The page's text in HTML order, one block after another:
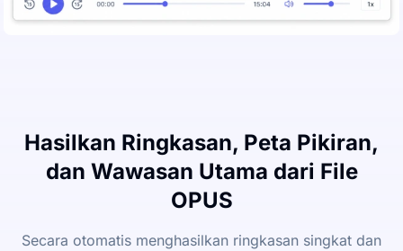
Hasilkan Ringkasan, Peta Pikiran,
dan Wawasan Utama dari File
OPUS
Secara otomatis menghasilkan ringkasan singkat dan